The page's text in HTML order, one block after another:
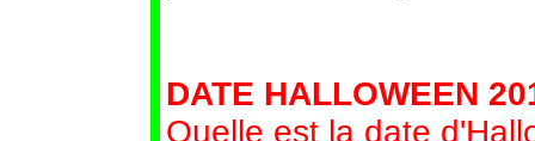
DATE HALLOWEEN
Quelle est la date